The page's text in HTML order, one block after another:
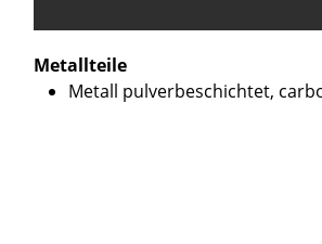
Metallteile
Metall pulverbeschichtet,